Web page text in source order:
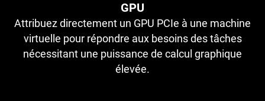
GPU
Attribuez directement un GPU PCIe à une machine
virtuelle pour répondre aux besoins des tâches
nécessitant une puissance de calcul graphique
élevée.